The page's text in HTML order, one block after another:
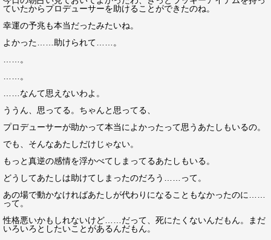
ていたからプロデューサーを助けることができたのね。
幸運の予兆も本当だったみたいね。
よかった……助けられて……。
……。
……。
……なんて思えないわよ。
ううん、思ってる。ちゃんと思ってる、
プロデューサーが助かって本当によかったって思うあたしもいるの。
でも、そんなあたしだけじゃない。
もっと真逆の感情を浮かべてしまってるあたしもいる。
どうしてあたしは助けてしまったのだろう……って。
あの場で動かなければあたしが代わりになることもなかったのに……
って。
性格悪いかもしれないけど……だって、死にたくないんだもん。まだ
いろいろとしたいことがあるんだもん。